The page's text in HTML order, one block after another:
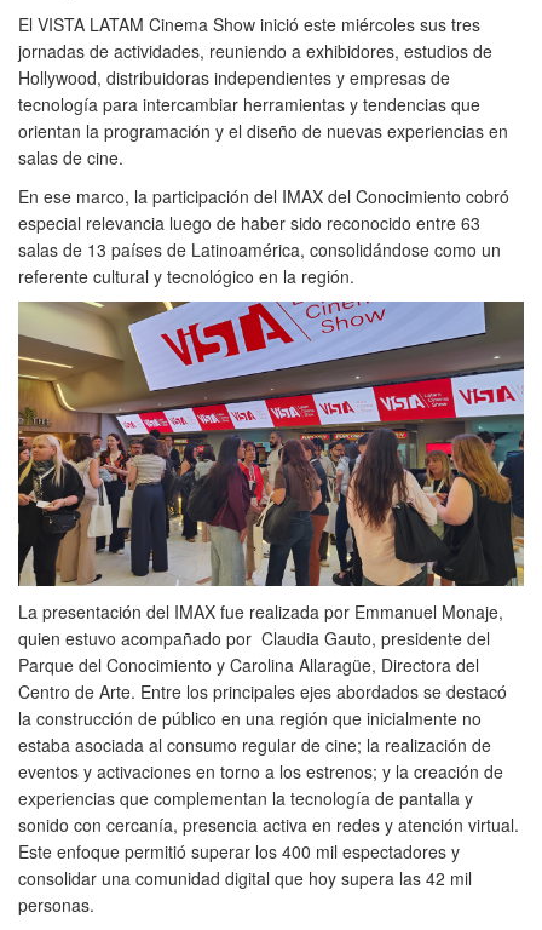
El VISTA LATAM Cinema Show inició este miércoles sus tres
jornadas de actividades, reuniendo a exhibidores, estudios de
Hollywood, distribuidoras independientes y empresas de
tecnología para intercambiar herramientas y tendencias que
orientan la programación y el diseño de nuevas experiencias en
salas de cine.
En ese marco, la participación del IMAX del Conocimiento cobró
especial relevancia luego de haber sido reconocido entre 63
salas de 13 países de Latinoamérica, consolidándose como un
referente cultural y tecnológico en la región.
La presentación del IMAX fue realizada por Emmanuel Monaje,
quien estuvo acompañado por Claudia Gauto, presidente del
Parque del Conocimiento y Carolina Allaragüe, Directora del
Centro de Arte. Entre los principales ejes abordados se destacó
la construcción de público en una región que inicialmente no
estaba asociada al consumo regular de cine; la realización de
eventos y activaciones en torno a los estrenos; y la creación de
experiencias que complementan la tecnología de pantalla y
sonido con cercanía, presencia activa en redes y atención virtual.
Este enfoque permitió superar los 400 mil espectadores y
consolidar una comunidad digital que hoy supera las 42 mil
personas.